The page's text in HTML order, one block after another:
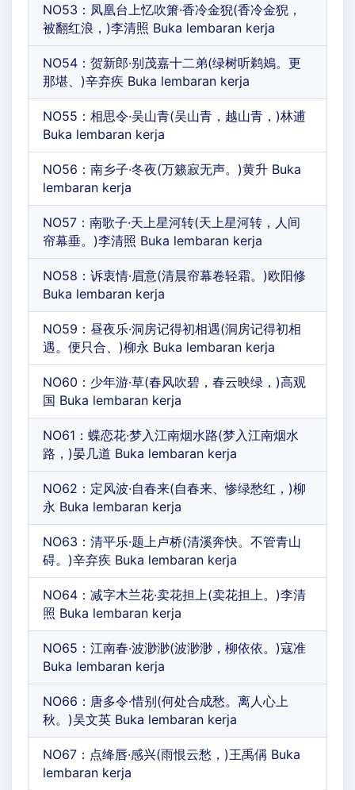
NO53：凤凰台上忆吹箫·香冷金猊(香冷金猊，
被翻红浪，)李清照 Buka lembaran kerja
NO54：贺新郎·别茂嘉十二弟(绿树听鹈鴂。更
那堪、)辛弃疾 Buka lembaran kerja
NO55：相思令·吴山青(吴山青，越山青，)林逋
Buka lembaran kerja
NO56：南乡子·冬夜(万籁寂无声。)黄升 Buka
lembaran kerja
NO57：南歌子·天上星河转(天上星河转，人间
帘幕垂。)李清照 Buka lembaran kerja
NO58：诉衷情·眉意(清晨帘幕卷轻霜。)欧阳修
Buka lembaran kerja
NO59：昼夜乐·洞房记得初相遇(洞房记得初相
遇。便只合、)柳永 Buka lembaran kerja
NO60：少年游·草(春风吹碧，春云映绿，)高观
国 Buka lembaran kerja
NO61：蝶恋花·梦入江南烟水路(梦入江南烟水
路，)晏几道 Buka lembaran kerja
NO62：定风波·自春来(自春来、惨绿愁红，)柳
永 Buka lembaran kerja
NO63：清平乐·题上卢桥(清溪奔快。不管青山
碍。)辛弃疾 Buka lembaran kerja
NO64：减字木兰花·卖花担上(卖花担上。)李清
照 Buka lembaran kerja
NO65：江南春·波渺渺(波渺渺，柳依依。)寇准
Buka lembaran kerja
NO66：唐多令·惜别(何处合成愁。离人心上
秋。)吴文英 Buka lembaran kerja
NO67：点绛唇·感兴(雨恨云愁，)王禹偁 Buka
lembaran kerja